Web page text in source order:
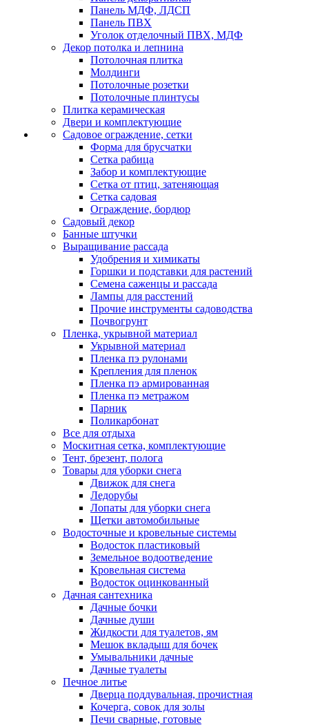
Панель МДФ, ЛДСП
Панель ПВХ
Уголок отделочный ПВХ, МДФ
Декор потолка и лепнина
Потолочная плитка
Молдинги
Потолочные розетки
Потолочные плинтусы
Плитка керамическая
Двери и комплектующие
Садовое ограждение, сетки
Форма для брусчатки
Сетка рабица
Забор и комплектующие
Сетка от птиц, затеняющая
Сетка садовая
Ограждение, бордюр
Садовый декор
Банные штучки
Выращивание рассада
Удобрения и химикаты
Горшки и подставки для растений
Семена саженцы и рассада
Лампы для расстений
Прочие инструменты садоводства
Почвогрунт
Пленка, укрывной материал
Укрывной материал
Пленка пэ рулонами
Крепления для пленок
Пленка пэ армированная
Пленка пэ метражом
Парник
Поликарбонат
Все для отдыха
Москитная сетка, комплектующие
Тент, брезент, полога
Товары для уборки снега
Движок для снега
Ледорубы
Лопаты для уборки снега
Щетки автомобильные
Водосточные и кровельные системы
Водосток пластиковый
Земельное водоотведение
Кровельная система
Водосток оцинкованный
Дачная сантехника
Дачные бочки
Дачные души
Жидкости для туалетов, ям
Мешок вкладыш для бочек
Умывальники дачные
Дачные туалеты
Печное литье
Дверца поддувальная, прочистная
Кочерга, совок для золы
Печи сварные, готовые